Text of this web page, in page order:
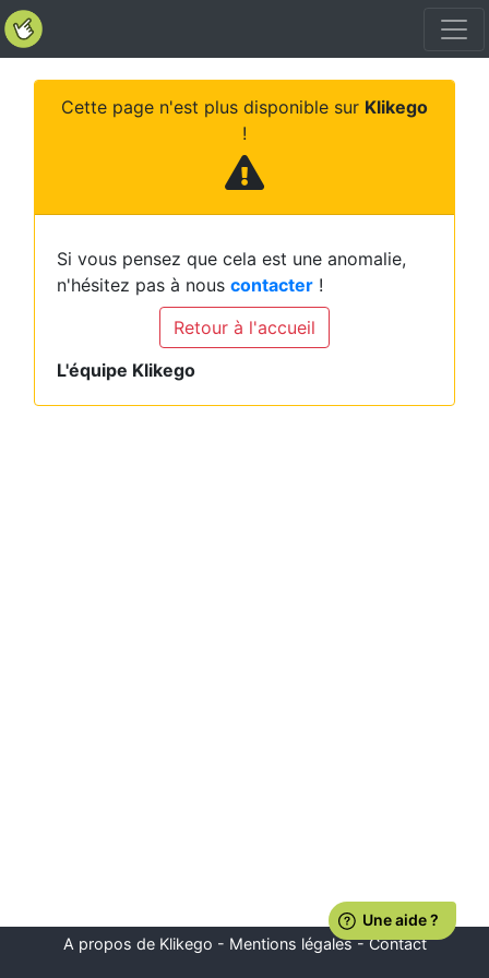
Cette page n'est plus disponible sur Klikego
!
Si vous pensez que cela est une anomalie,
n'hésitez pas à nous contacter !
Retour à l'accueil
L'équipe Klikego
A propos de Klikego - Mentions légales-Contact